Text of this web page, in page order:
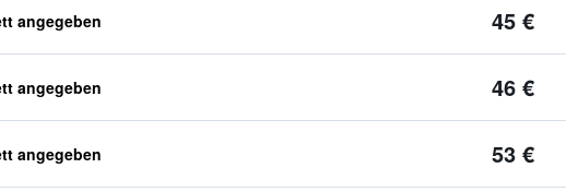
angegeben 45 €
angegeben 46 €
angegeben 53 €